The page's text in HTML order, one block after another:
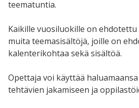
teematuntia.
Kaikille vuosiluokille on
muita teemasisältöjä, joille on
kalenterikohtaa sekä sisältöä.
Opettaja voi käyttää
tehtävien jakamiseen ja